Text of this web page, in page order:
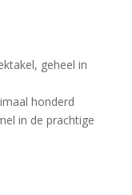
geheel in
honderd
in de prachtige